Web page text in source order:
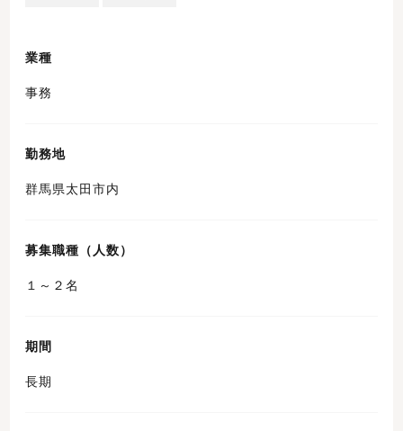
業種
事務
勤務地
群馬県太田市内
募集職種（人数）
１～２名
期間
長期